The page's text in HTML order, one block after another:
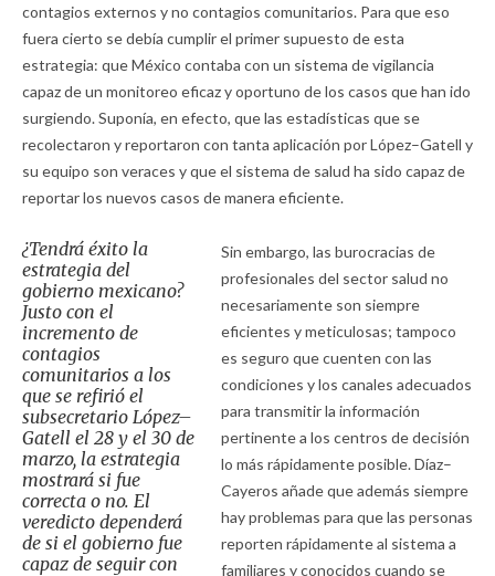
contagios externos y no contagios comunitarios. Para que eso
fuera cierto se debía cumplir el primer supuesto de esta
estrategia: que México contaba con un sistema de vigilancia
capaz de un monitoreo eficaz y oportuno de los casos que han ido
surgiendo. Suponía, en efecto, que las estadísticas que se
recolectaron y reportaron con tanta aplicación por López–Gatell y
su equipo son veraces y que el sistema de salud ha sido capaz de
reportar los nuevos casos de manera eficiente.
¿Tendrá éxito la
estrategia del
gobierno mexicano?
Justo con el
incremento de
contagios
comunitarios a los
que se refirió el
subsecretario López–
Gatell el 28 y el 30 de
marzo, la estrategia
mostrará si fue
correcta o no. El
veredicto dependerá
de si el gobierno fue
capaz de seguir con
Sin embargo, las burocracias de
profesionales del sector salud no
necesariamente son siempre
eficientes y meticulosas; tampoco
es seguro que cuenten con las
condiciones y los canales adecuados
para transmitir la información
pertinente a los centros de decisión
lo más rápidamente posible. Díaz–
Cayeros añade que además siempre
hay problemas para que las personas
reporten rápidamente al sistema a
familiares y conocidos cuando se